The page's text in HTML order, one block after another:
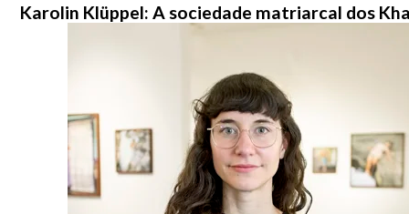
Karolin Klüppel: A sociedade matriarcal dos